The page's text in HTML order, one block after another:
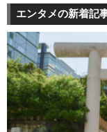
エンタメの新着記